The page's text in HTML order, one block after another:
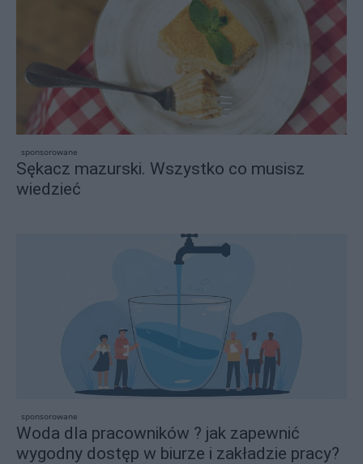
sponsorowane
Sękacz mazurski. Wszystko co musisz
wiedzieć
sponsorowane
Woda dla pracowników ? jak zapewnić
wygodny dostęp w biurze i zakładzie pracy?